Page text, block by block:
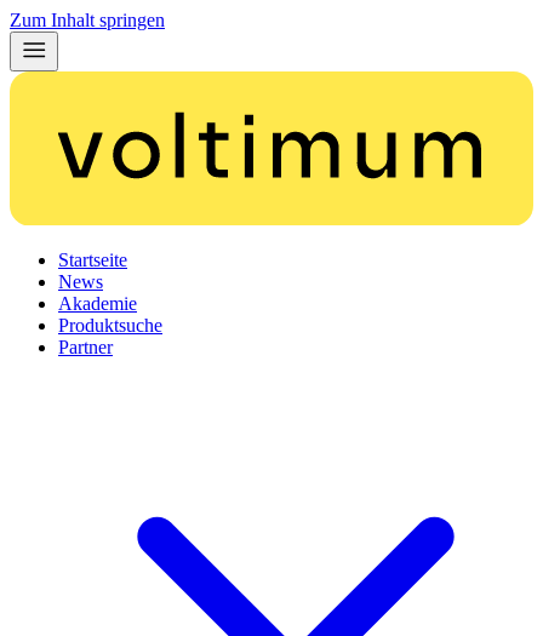
Zum Inhalt springen
Startseite
News
Akademie
Produktsuche
Partner